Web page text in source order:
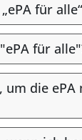
für
für
um die ePA